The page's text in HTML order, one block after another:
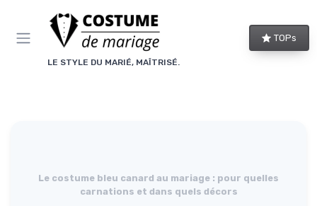
LE STYLE DU MARIÉ, MAÎTRISÉ.
TOPs
Le costume bleu canard au mariage : pour quelles
carnations et dans quels décors